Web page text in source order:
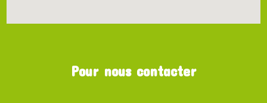
Pour nous contacter